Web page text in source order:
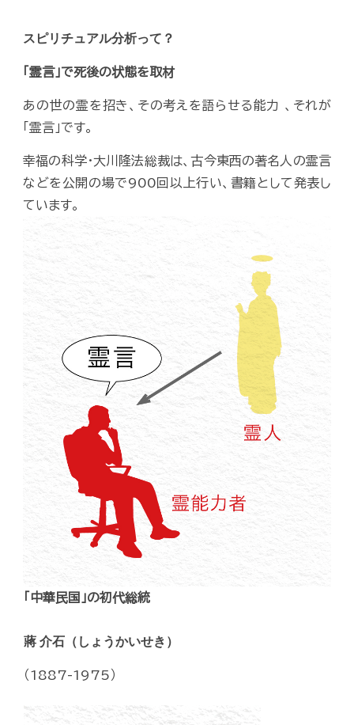
スピリチュアル分析って？
「霊言」で死後の状態を取材
あの世の霊を招き、その考えを語らせる能力 、それが
「霊言」です。
幸福の科学・大川隆法総裁は、古今東西の著名人の霊言
などを公開の場で900回以上行い、書籍として発表し
ています。
「中華民国」の初代総統
蔣 介石（しょうかいせき）
（1887-1975）